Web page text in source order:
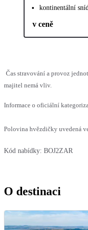
kontinentální
v ceně
Čas stravování a provoz
majitel nemá vliv.
Informace o oficiální
Polovina hvězdičky uvedená
Kód nabídky: BOJ2ZAR
O destinaci